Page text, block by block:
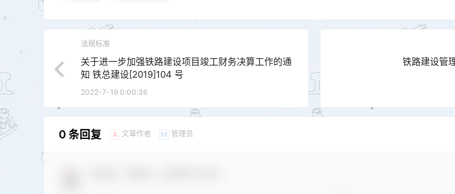
法规标准
关于进一步加强铁路建设项目竣工财务决算工作的通
知 铁总建设[2019]104 号
2022-7-19 0:00:36
铁路建设管
0 条回复 A 文章作者 M 管理员